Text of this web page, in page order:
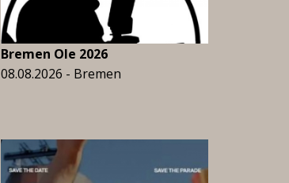
Bremen Ole 2026
08.08.2026 - Bremen